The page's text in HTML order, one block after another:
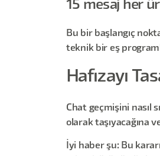
15 mesaj her
Bu bir başlangıç
teknik bir eş
Hafızayı
Chat geçmişini nasıl
olarak taşıyacağına
İyi haber şu: Bu